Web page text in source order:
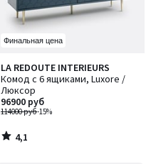
Финальная цена
LA REDOUTE INTERIEURS
Комод с 6 ящиками, Luxore /
Люксор
114000 руб-15%
96900 руб
4,1
/ 5
4,1
/